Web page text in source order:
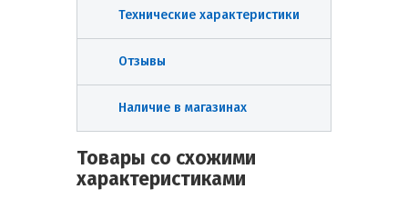
Технические характеристики
Отзывы
Наличие в магазинах
Товары со схожими
характеристиками